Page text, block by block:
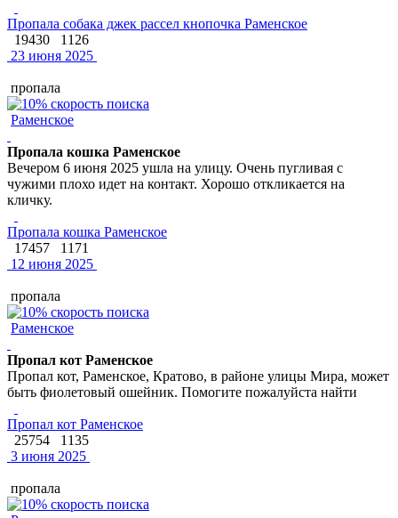
Пропала собака джек рассел кнопочка Раменское
19430
1126
23 июня 2025
пропала
Раменское
Пропала кошка Раменское
Вечером 6 июня 2025 ушла на улицу. Очень пугливая с
чужими плохо идет на контакт. Хорошо откликается на
кличку.
Пропала кошка Раменское
17457
1171
12 июня 2025
пропала
Раменское
Пропал кот Раменское
Пропал кот, Раменское, Кратово, в районе улицы Мира, может
быть фиолетовый ошейник. Помогите пожалуйста найти
Пропал кот Раменское
25754
1135
3 июня 2025
пропала